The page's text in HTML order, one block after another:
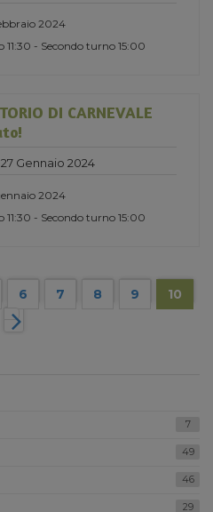
2024
- Secondo turno 15:00
DI CARNEVALE
Gennaio 2024
2024
- Secondo turno 15:00
6 7 8 9 10
7
49
46
29